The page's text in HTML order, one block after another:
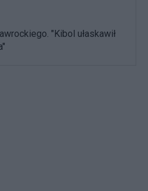
"Kibol ułaskawił